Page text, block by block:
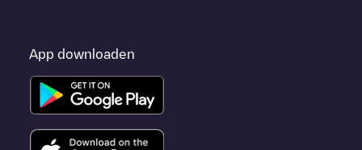
App downloaden